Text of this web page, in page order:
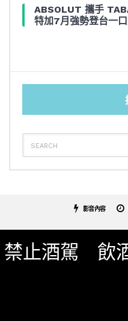
ABSOLUT 攜手
特加7月強勢登台一
SEARCH
FOR:
影音內容
關於我們 服務條款
禁止酒駕 飲